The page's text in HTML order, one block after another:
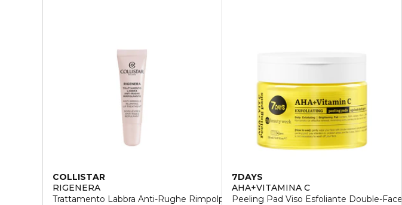
COLLISTAR
RIGENERA
Trattamento Labbra Anti-Rughe Rimpolpante
7DAYS
AHA+VITAMINA C
Peeling Pad Viso Esfoliante Double-Face